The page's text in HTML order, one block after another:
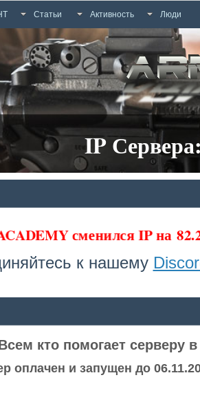
Статьи Активность Люди
IP
сменился IP на
к нашему
кто помогает серверу в
оплачен и запущен до